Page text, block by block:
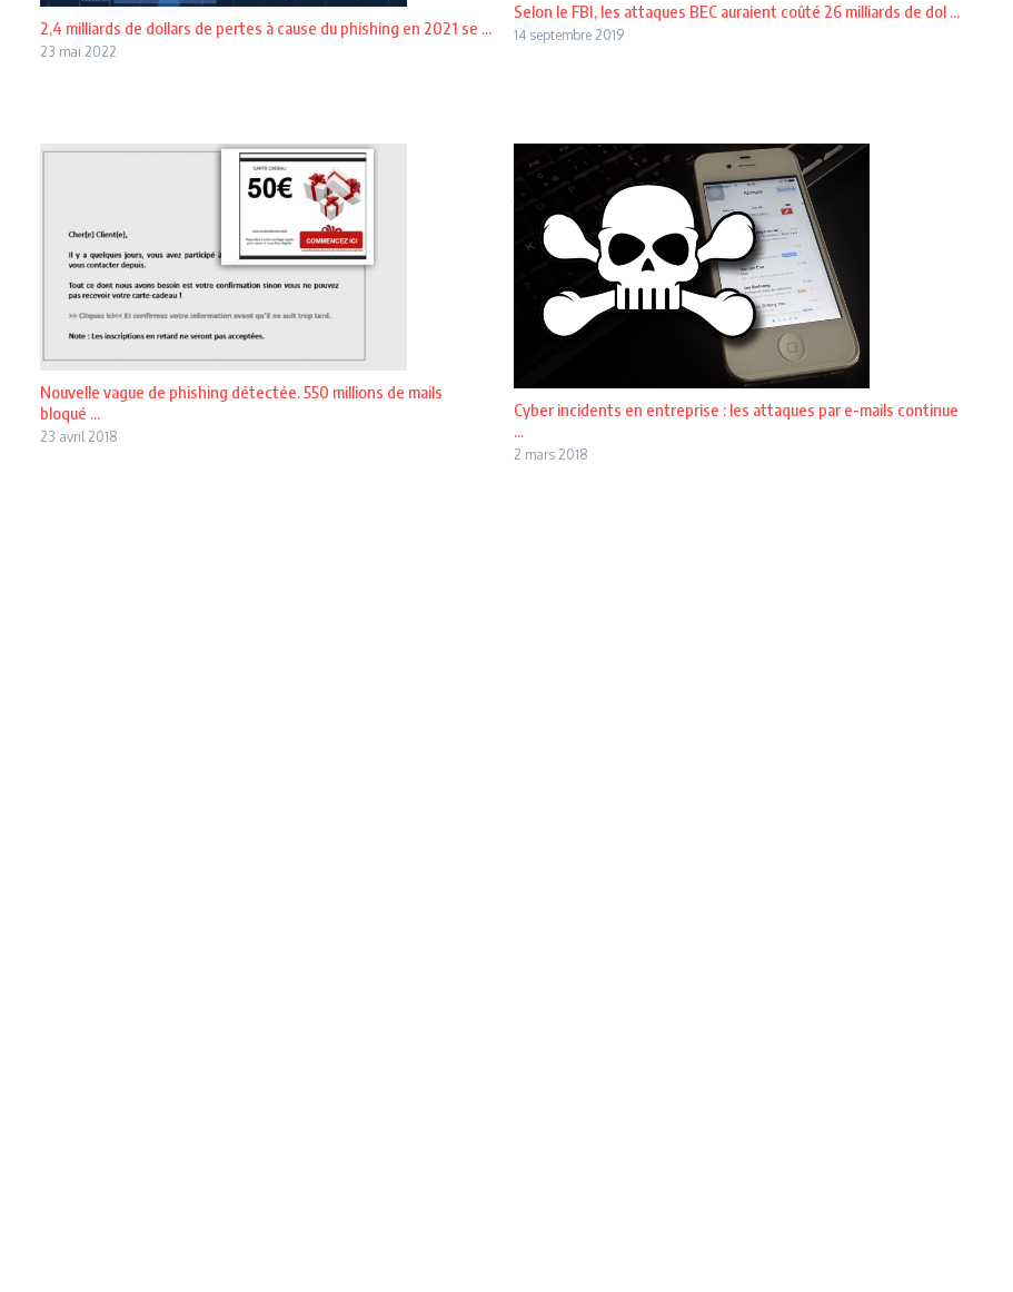
2,4 milliards de dollars de pertes à cause du phishing en 2021 se ...
23 mai 2022
Selon le FBI, les attaques BEC auraient coûté 26 milliards de dol ...
14 septembre 2019
Nouvelle vague de phishing détectée. 550 millions de mails
bloqué ...
23 avril 2018
Cyber incidents en entreprise : les attaques par e-mails continue
...
2 mars 2018